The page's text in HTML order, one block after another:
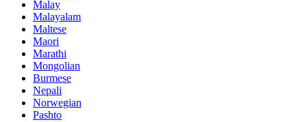
Malay
Malayalam
Maltese
Maori
Marathi
Mongolian
Burmese
Nepali
Norwegian
Pashto